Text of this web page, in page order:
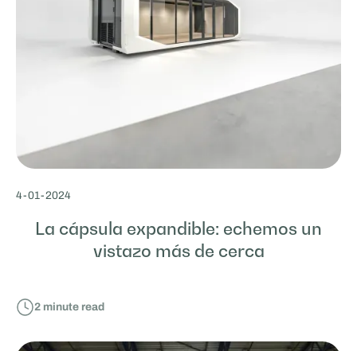
4-01-2024
La cápsula expandible: echemos un
vistazo más de cerca
2 minute read